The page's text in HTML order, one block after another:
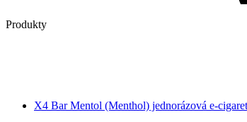
Produkty
X4 Bar Mentol (Menthol) jednorázová e-